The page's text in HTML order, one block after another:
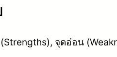
จุดอ่อน